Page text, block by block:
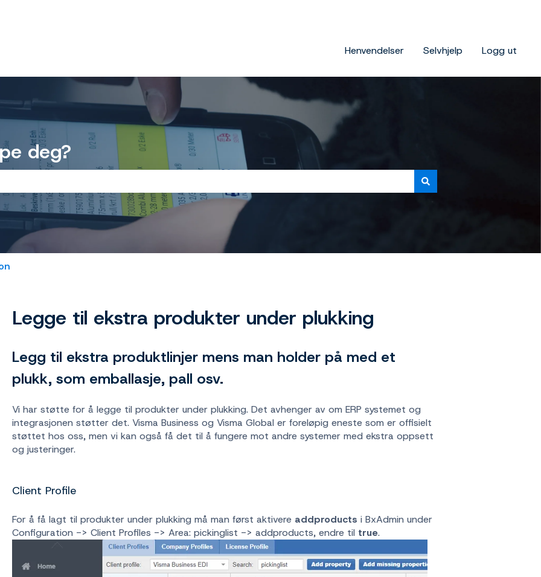
Henvendelser Selvhjelp Logg ut
deg?
er tomt.
Legge til ekstra produkter under plukking
Legg til ekstra produktlinjer mens man holder på med et
plukk, som emballasje, pall osv.
Vi har støtte for å legge til produkter under plukking. Det avhenger av om ERP systemet og
integrasjonen støtter det. Visma Business og Visma Global er foreløpig eneste som er offisielt
støttet hos oss, men vi kan også få det til å fungere mot andre systemer med ekstra oppsett
og justeringer.
Client Profile
For å få lagt til produkter under plukking må man først aktivere addproducts i BxAdmin under
Configuration -> Client Profiles -> Area: pickinglist -> addproducts, endre til true.